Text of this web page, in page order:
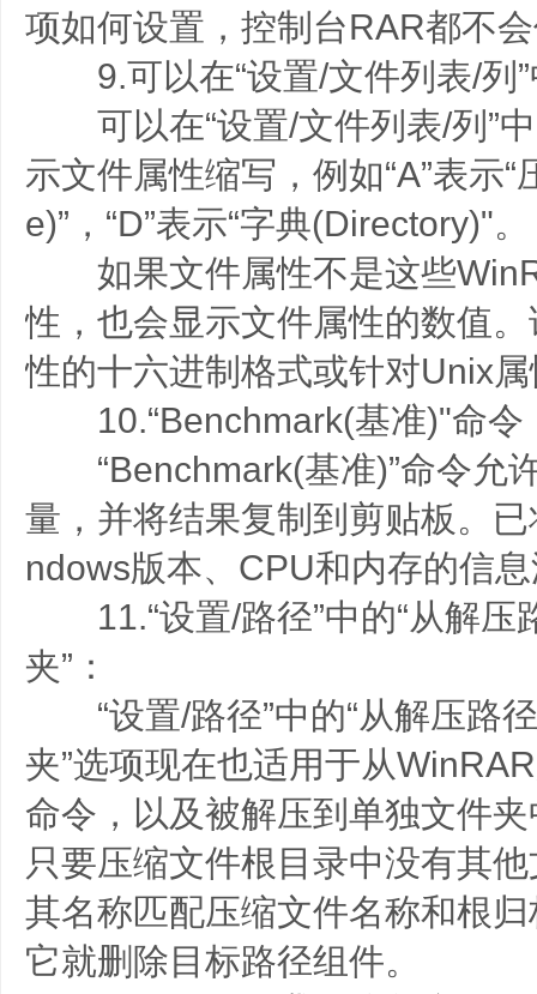
项如何设置，控制台RAR都不
9.可以在“设置/文件列表/列”
可以在“设置/文件列表/列”中
示文件属性缩写，例如“A”表示
e)”，“D”表示“字典(Directory)"。
如果文件属性不是这些
性，也会显示文件属性的数值
性的十六进制格式或针对Unix
10.“Benchmark(基准)"命令
“Benchmark(基准)”命令允
量，并将结果复制到剪贴板。
ndows版本、CPU和内存的信息
11.“设置/路径”中的“从解压
夹”：
“设置/路径”中的“从解压路
夹”选项现在也适用于从
命令，以及被解压到单独文件
只要压缩文件根目录中没有其
其名称匹配压缩文件名称和根
它就删除目标路径组件。